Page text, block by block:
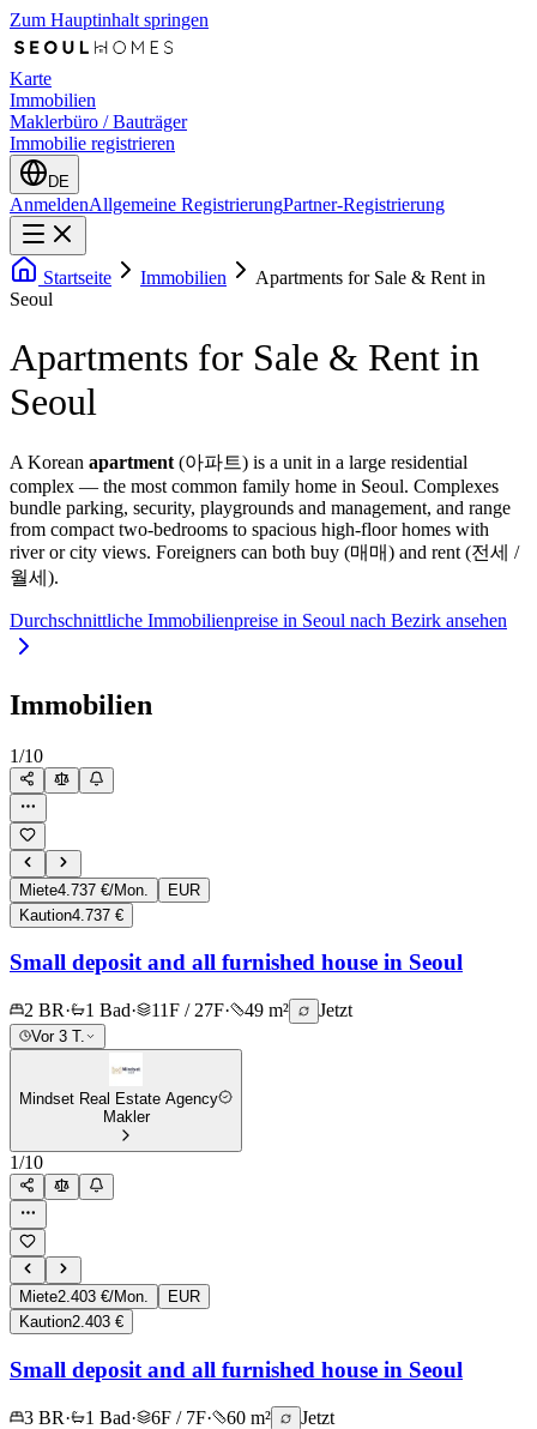
Zum Hauptinhalt springen
Karte
Immobilien
Maklerbüro / Bauträger
Immobilie registrieren
DE
AnmeldenAllgemeine RegistrierungPartner-Registrierung
Startseite Immobilien
Apartments for Sale & Rent in
Seoul
Apartments for Sale & Rent in
Seoul
A Korean apartment (아파트) is a unit in a large residential
complex — the most common family home in Seoul. Complexes
bundle parking, security, playgrounds and management, and range
from compact two-bedrooms to spacious high-floor homes with
river or city views. Foreigners can both buy (매매) and rent (전세 /
월세).
Durchschnittliche Immobilienpreise in Seoul nach Bezirk ansehen
Immobilien
1/10
Miete4.737 €/Mon.
EUR
Kaution4.737 €
Small deposit and all furnished house in Seoul
2 BR· 1 Bad· 11F / 27F· 49 m² Jetzt
Vor 3 T.
Mindset Real Estate Agency
Makler
1/10
Miete2.403 €/Mon.
EUR
Kaution2.403 €
Small deposit and all furnished house in Seoul
3 BR· 1 Bad· 6F / 7F· 60 m² Jetzt